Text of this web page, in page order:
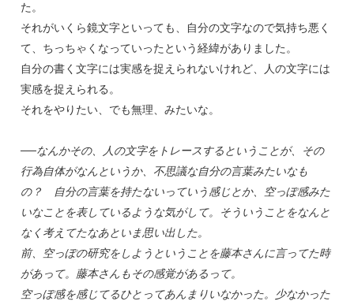
た。
それがいくら鏡文字といっても、自分の文字なので気持ち悪く
て、ちっちゃくなっていったという経緯がありました。
自分の書く文字には実感を捉えられないけれど、人の文字には
実感を捉えられる。
それをやりたい、でも無理、みたいな。
──なんかその、人の文字をトレースするということが、その
行為自体がなんというか、不思議な自分の言葉みたいなも
の？ 自分の言葉を持たないっていう感じとか、空っぽ感みた
いなことを表しているような気がして。そういうことをなんと
なく考えてたなあといま思い出した。
前、空っぽの研究をしようということを藤本さんに言ってた時
があって。藤本さんもその感覚があるって。
空っぽ感を感じてるひとってあんまりいなかった。少なかった